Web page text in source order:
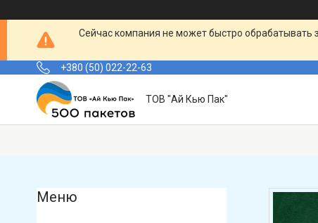
Сейчас компания не может быстро обрабатывать
+380 (50) 022-22-63
ТОВ "Ай Кью Пак"